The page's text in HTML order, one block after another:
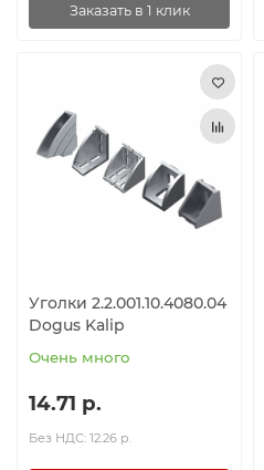
Заказать в 1 клик
Уголки 2.2.001.10.4080.04
Dogus Kalip
Очень много
14.71 р.
Без НДС: 12.26 р.